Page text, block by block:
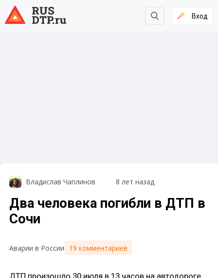
Вход
Владислав Чаплинов 8 лет назад
Два человека погибли в ДТП в
Сочи
Аварии в России 19 комментариев
ДТП произошло 30 июля в 13 часов на автодороге